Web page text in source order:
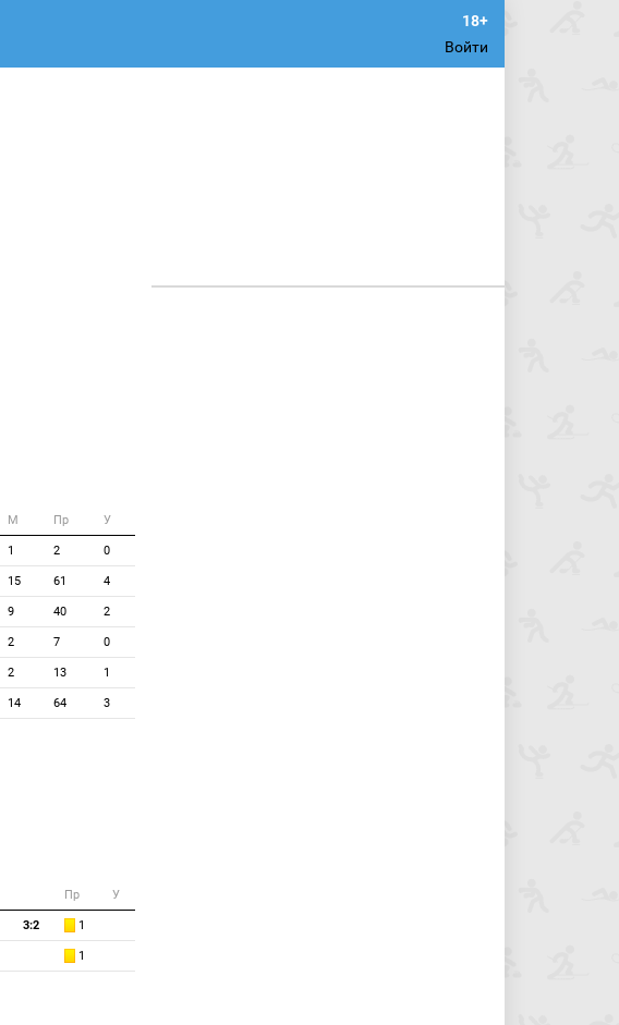
Войти
М Пр У
1 2 0
15 61 4
9 40 2
2 7 0
2 13 1
14 64 3
Пр У
3:2 1
1